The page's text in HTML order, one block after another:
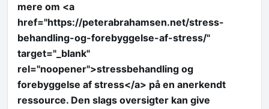
mere om <a
href="https://peterabrahamsen.net/stress-
behandling-og-forebyggelse-af-stress/"
target="_blank"
rel="noopener">stressbehandling og
forebyggelse af stress</a> på en anerkendt
ressource. Den slags oversigter kan give